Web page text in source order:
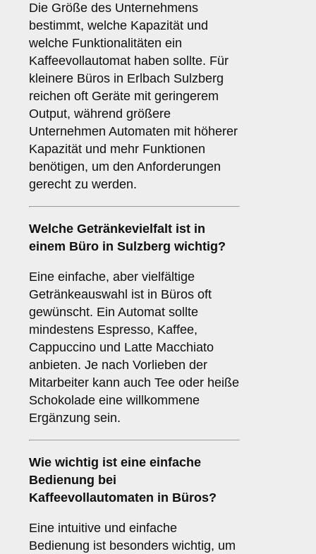
Die Größe des Unternehmens
bestimmt, welche Kapazität und
welche Funktionalitäten ein
Kaffeevollautomat haben sollte. Für
kleinere Büros in Erlbach Sulzberg
reichen oft Geräte mit geringerem
Output, während größere
Unternehmen Automaten mit höherer
Kapazität und mehr Funktionen
benötigen, um den Anforderungen
gerecht zu werden.
Welche Getränkevielfalt ist in
einem Büro in Sulzberg wichtig?
Eine einfache, aber vielfältige
Getränkeauswahl ist in Büros oft
gewünscht. Ein Automat sollte
mindestens Espresso, Kaffee,
Cappuccino und Latte Macchiato
anbieten. Je nach Vorlieben der
Mitarbeiter kann auch Tee oder heiße
Schokolade eine willkommene
Ergänzung sein.
Wie wichtig ist eine einfache
Bedienung bei
Kaffeevollautomaten in Büros?
Eine intuitive und einfache
Bedienung ist besonders wichtig, um